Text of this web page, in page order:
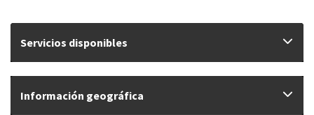
Servicios disponibles
Información geográfica